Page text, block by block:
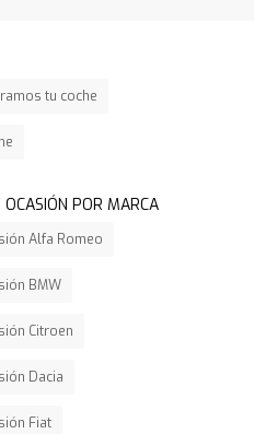
tu coche
POR MARCA
Alfa Romeo
BMW
Citroen
Dacia
Fiat